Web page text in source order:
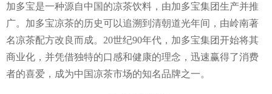
加多宝是一种源自中国的凉茶饮料，由加多宝集团生产并推
广。加多宝凉茶的历史可以追溯到清朝道光年间，由岭南著
名凉茶配方改良而成。20世纪90年代，加多宝集团开始将其
商业化，并凭借独特的口感和健康的理念，迅速赢得了消费
者的喜爱，成为中国凉茶市场的知名品牌之一。